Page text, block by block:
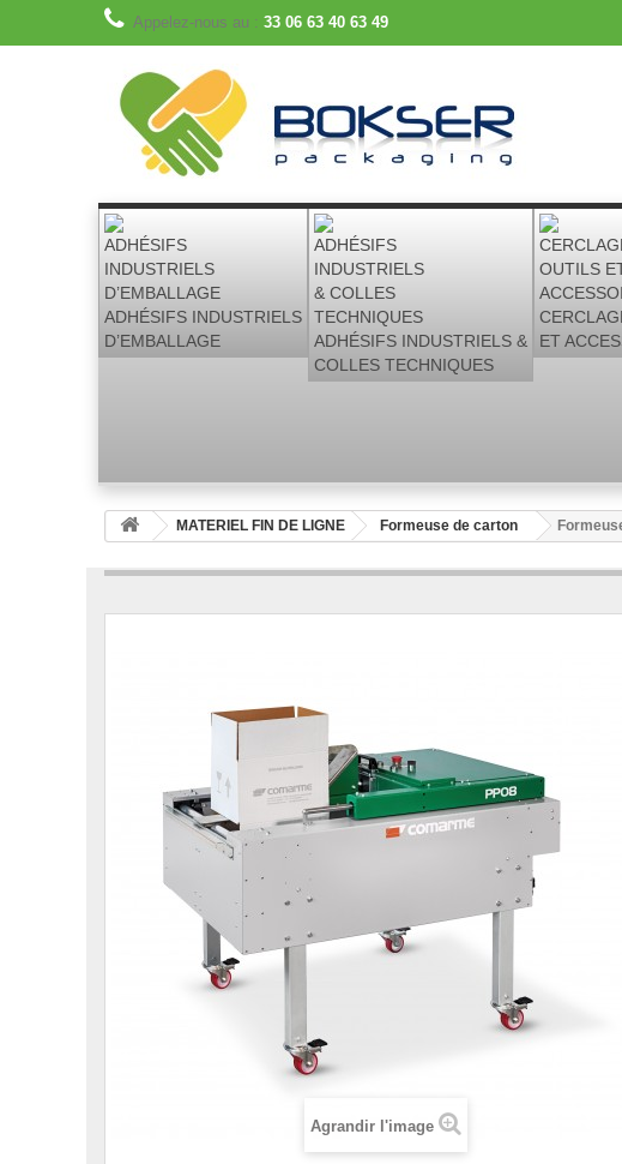
Appelez-nous au : 33 06 63 40 63 49
ADHÉSIFS INDUSTRIELS
D’EMBALLAGE
ADHÉSIFS INDUSTRIELS &
COLLES TECHNIQUES
ET
MATERIEL FIN DE LIGNE Formeuse de carton
Agrandir l'image